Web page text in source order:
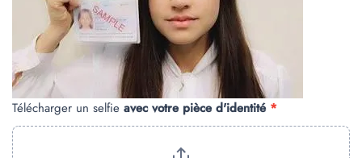
Télécharger un selfie avec votre pièce d'identité *